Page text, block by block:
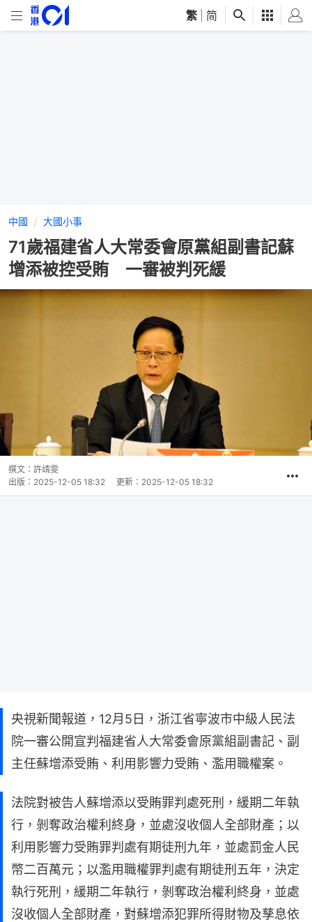
繁 简
中國 大國小事
71歲福建省人大常委會原黨組副書記蘇
增添被控受賄 一審被判死緩
撰文： 許靖雯
出版： 2025-12-05 18:32 更新： 2025-12-05 18:32
央視新聞報道，12月5日，浙江省寧波市中級人民法
院一審公開宣判福建省人大常委會原黨組副書記、副
主任蘇增添受賄、利用影響力受賄、濫用職權案。
法院對被告人蘇增添以受賄罪判處死刑，緩期二年執
行，剝奪政治權利終身，並處沒收個人全部財產；以
利用影響力受賄罪判處有期徒刑九年，並處罰金人民
幣二百萬元；以濫用職權罪判處有期徒刑五年，決定
執行死刑，緩期二年執行，剝奪政治權利終身，並處
沒收個人全部財產，對蘇增添犯罪所得財物及孳息依